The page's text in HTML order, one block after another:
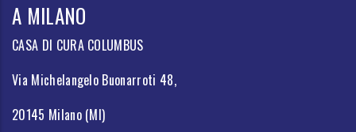
A MILANO
CASA DI CURA COLUMBUS
Via Michelangelo Buonarroti 48,
20145 Milano (MI)